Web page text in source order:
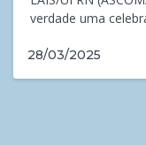
verdade uma
28/03/2025